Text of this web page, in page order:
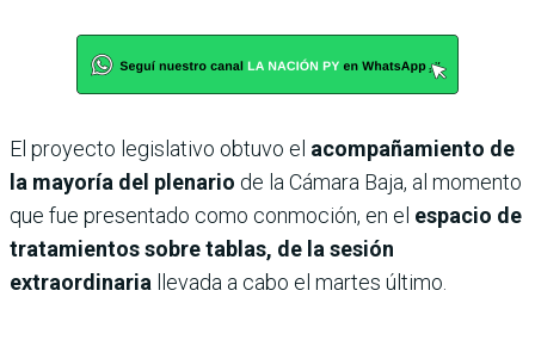
El proyecto legislativo obtuvo el acompañamiento de
la mayoría del plenario de la Cámara Baja, al momento
que fue presentado como conmoción, en el espacio de
tratamientos sobre tablas, de la sesión
extraordinaria
llevada a cabo el martes último.